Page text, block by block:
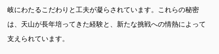
岐にわたるこだわりと工夫が凝らされています。これらの秘密
は、天山が長年培ってきた経験と、新たな挑戦への情熱によって
支えられています。